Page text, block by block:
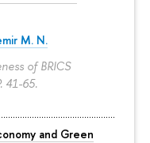
M. N.
of BRICS
41-65.
and Green